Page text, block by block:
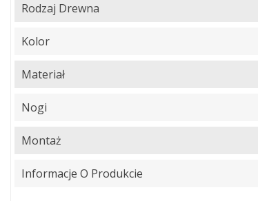
Rodzaj Drewna
Kolor
Materiał
Nogi
Montaż
Informacje O Produkcie